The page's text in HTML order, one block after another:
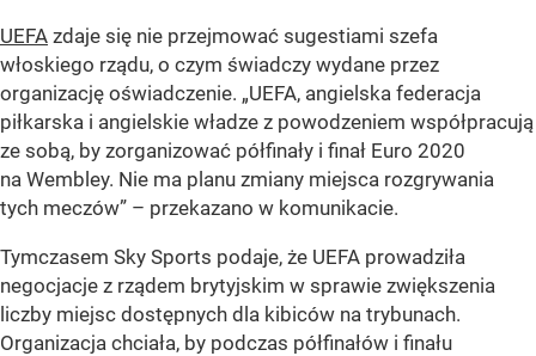
UEFA zdaje się nie przejmować sugestiami szefa
włoskiego rządu, o czym świadczy wydane przez
organizację oświadczenie. „UEFA, angielska federacja
piłkarska i angielskie władze z powodzeniem współpracują
ze sobą, by zorganizować półfinały i finał Euro 2020
na Wembley. Nie ma planu zmiany miejsca rozgrywania
tych meczów” – przekazano w komunikacie.
Tymczasem Sky Sports podaje, że UEFA prowadziła
negocjacje z rządem brytyjskim w sprawie zwiększenia
liczby miejsc dostępnych dla kibiców na trybunach.
Organizacja chciała, by podczas półfinałów i finału